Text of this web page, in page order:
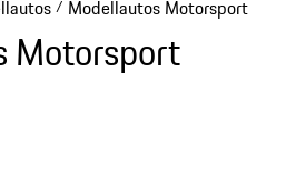
/ Modellautos Motorsport
Motorsport